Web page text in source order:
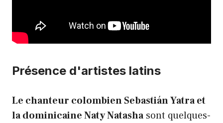
Présence d'artistes latins
Le chanteur colombien Sebastián Yatra et
la dominicaine Naty Natashasont quelques-